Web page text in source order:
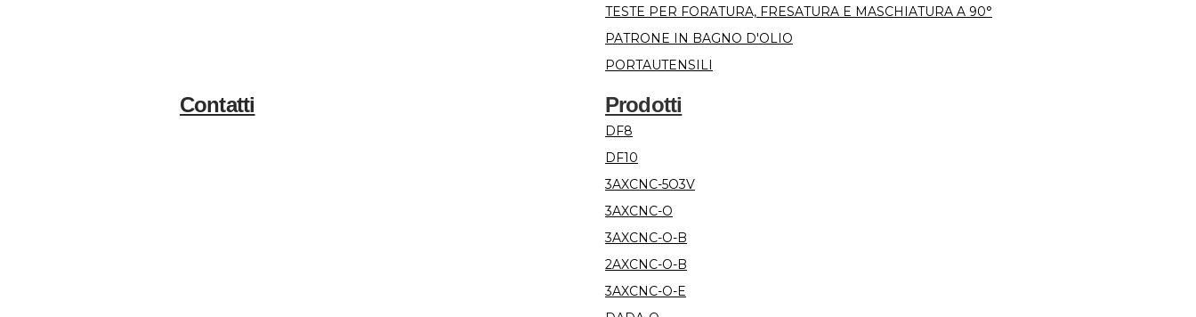
TESTE PER FORATURA, FRESATURA E MASCHIATURA A 90°
PATRONE IN BAGNO D'OLIO
PORTAUTENSILI
Contatti Prodotti
DF8
DF10
3AXCNC-5O3V
3AXCNC-O
3AXCNC-O-B
2AXCNC-O-B
3AXCNC-O-E